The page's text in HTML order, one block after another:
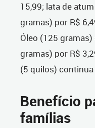
15,99; lata de
gramas) por R$
Óleo (125
gramas) por R$
(5 quilos) continua
Benefício
famílias